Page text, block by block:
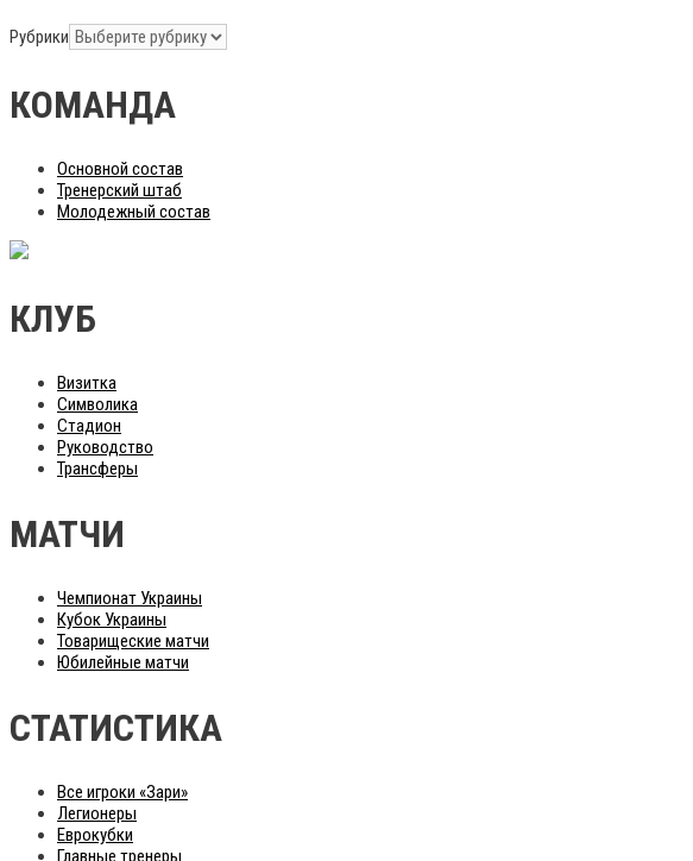
Рубрики
КОМАНДА
Основной состав
Тренерский штаб
Молодежный состав
КЛУБ
Визитка
Символика
Стадион
Руководство
Трансферы
МАТЧИ
Чемпионат Украины
Кубок Украины
Товарищеские матчи
Юбилейные матчи
СТАТИСТИКА
Все игроки «Зари»
Легионеры
Еврокубки
Главные тренеры